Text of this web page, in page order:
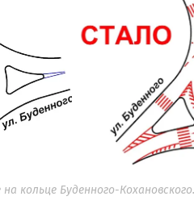
кольце Буденного-